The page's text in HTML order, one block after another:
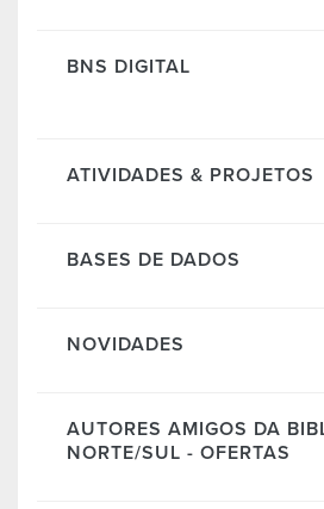
BNS DIGITAL
ATIVIDADES & PROJETOS
BASES DE DADOS
NOVIDADES
AUTORES AMIGOS DA
NORTE/SUL - OFERTAS